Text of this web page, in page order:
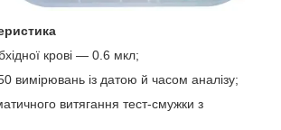
крові — 0.6 мкл;
вимірювань із датою й часом аналізу;
витягання тест-смужки з